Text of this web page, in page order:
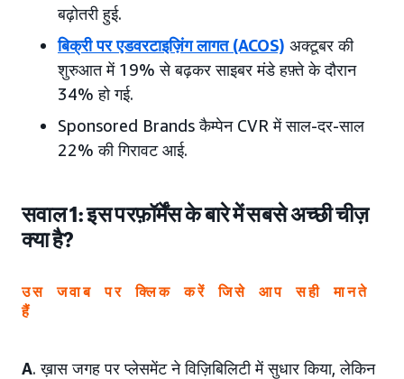
बढ़ोतरी हुई.
बिक्री पर एडवरटाइज़िंग लागत (ACOS) अक्टूबर की
शुरुआत में 19% से बढ़कर साइबर मंडे हफ़्ते के दौरान
34% हो गई.
Sponsored Brands कैम्पेन CVR में साल-दर-साल
22% की गिरावट आई.
सवाल 1: इस परफ़ॉर्मेंस के बारे में सबसे अच्छी चीज़
क्या है?
उस जवाब पर क्लिक करें जिसे आप सही मानते
हैं
A. ख़ास जगह पर प्लेसमेंट ने विज़िबिलिटी में सुधार किया, लेकिन